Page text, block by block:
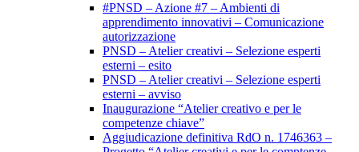
#PNSD – Azione #7 – Ambienti di
apprendimento innovativi – Comunicazione
autorizzazione
PNSD – Atelier creativi – Selezione esperti
esterni – esito
PNSD – Atelier creativi – Selezione esperti
esterni – avviso
Inaugurazione “Atelier creativo e per le
competenze chiave”
Aggiudicazione definitiva RdO n. 1746363 –